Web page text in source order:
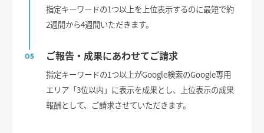
指定キーワードの1つ以上を上位表示するのに最短で約
2週間から4週間いただきます。
05 ご報告・成果にあわせてご請求
指定キーワードの1つ以上がGoogle検索のGoogle専用
エリア「3位以内」に表示を成果とし、上位表示の成果
報酬として、ご請求させていただきます。